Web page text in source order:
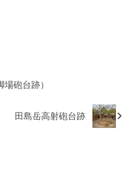
砲台跡）
田島岳高射砲台跡